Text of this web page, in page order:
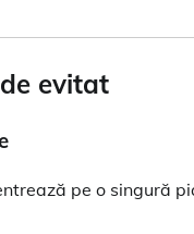
evitat
pe o singură